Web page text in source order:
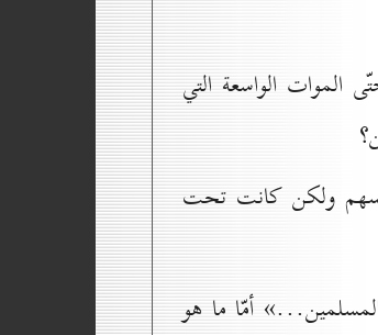
الموات الواسعة التي
ولكن كانت تحت
أمّا ما هو